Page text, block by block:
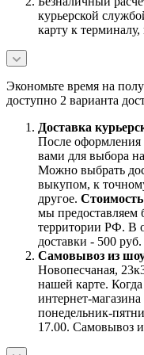
курьерской
карту к
Экономьте время на
доступно 2 варианта
Доставка
После оформления
вами для выбора
Можно выбрать
выкупом, к
другое.
мы предоставляем
территории РФ. В
доставки - 500 руб.
Самовывоз из
Новопесчаная,
нашей карте.
интернет-
понедельник-
17.00. Самовывоз